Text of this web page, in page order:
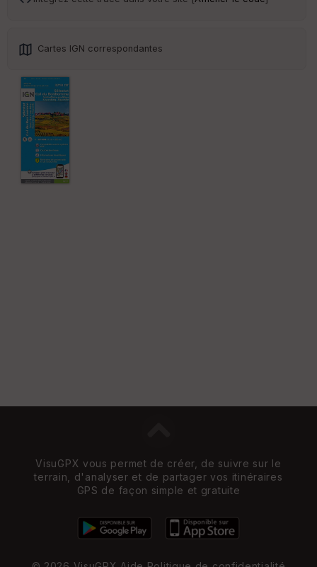
Cartes IGN correspondantes
VisuGPX vous permet de créer, de suivre sur le
terrain, d'analyser et de partager vos itinéraires
GPS de façon simple et gratuite